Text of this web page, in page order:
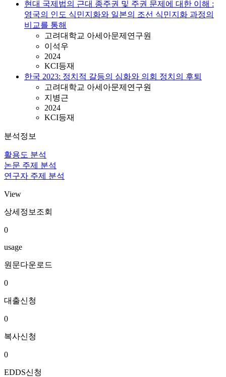
현대 국제법의 근대 종주권 및 주권 문제에 대한 이해 :
영국의 인도 식민지화와 일본의 조선 식민지화 과정의
비교를 통해
고려대학교 아세아문제연구원
이석우
2024
KCI등재
한국 2023: 정치적 갈등의 심화와 의회 정치의 후퇴
고려대학교 아세아문제연구원
지병근
2024
KCI등재
분석정보
활용도 분석
논문 주제 분석
연구자 주제 분석
View
상세정보조회
0
usage
원문다운로드
0
대출신청
0
복사신청
0
EDDS신청